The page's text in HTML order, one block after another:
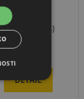
Skladom (2 ks)
od
DETAIL